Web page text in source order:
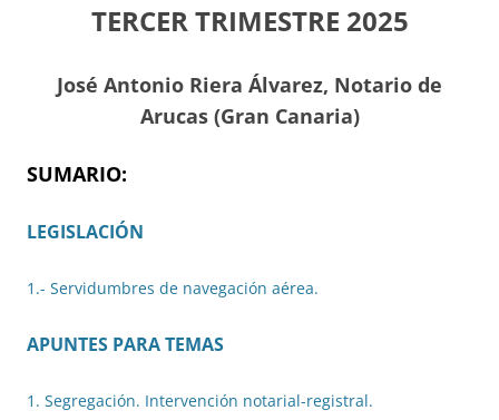
TERCER TRIMESTRE 2025
José Antonio Riera Álvarez, Notario de
Arucas (Gran Canaria)
SUMARIO:
LEGISLACIÓN
1.- Servidumbres de navegación aérea.
APUNTES PARA TEMAS
1. Segregación. Intervención notarial-registral.